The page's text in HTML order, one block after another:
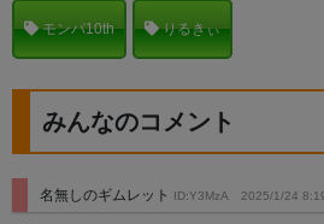
モンパ10th りるきぃ
みんなのコメント
名無しのギムレット ID:Y3MzA 2025/1/24